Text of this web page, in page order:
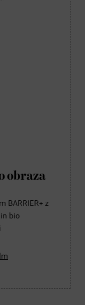
obraza
BARRIER+ z
bio